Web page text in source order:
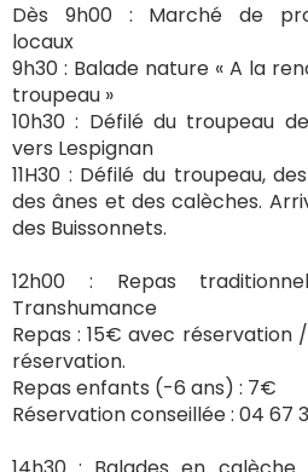
Dès 9h00 : Marché de
locaux
9h30 : Balade nature « A la
troupeau »
10h30 : Défilé du troupeau
vers Lespignan
11H30 : Défilé du troupeau,
des ânes et des calèches.
des Buissonnets.
12h00 : Repas
Transhumance
Repas : 15€ avec réservation
réservation.
Repas enfants (-6 ans) : 7€
Réservation conseillée : 04 67